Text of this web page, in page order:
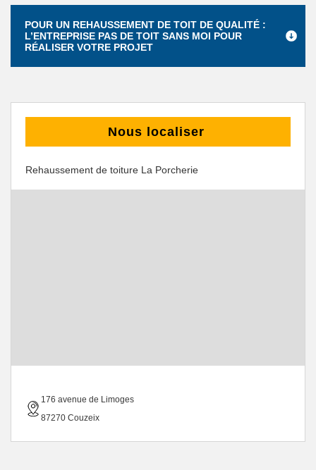
POUR UN REHAUSSEMENT DE TOIT DE QUALITÉ :
L’ENTREPRISE PAS DE TOIT SANS MOI POUR
RÉALISER VOTRE PROJET
Nous localiser
Rehaussement de toiture La Porcherie
176 avenue de Limoges
87270 Couzeix